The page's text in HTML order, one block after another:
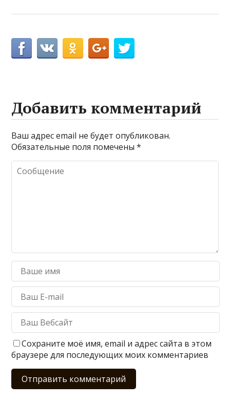
Добавить комментарий
Ваш адрес email не будет опубликован.
Обязательные поля помечены*
Сохраните моё имя, email и адрес сайта в этом
браузере для последующих моих комментариев